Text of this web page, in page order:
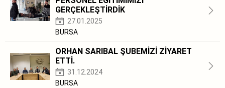
GERÇEKLEŞTİRDİK
27.01.2025
BURSA
ORHAN SARIBAL ŞUBEMİZİ ZİYARET
ETTİ.
31.12.2024
BURSA